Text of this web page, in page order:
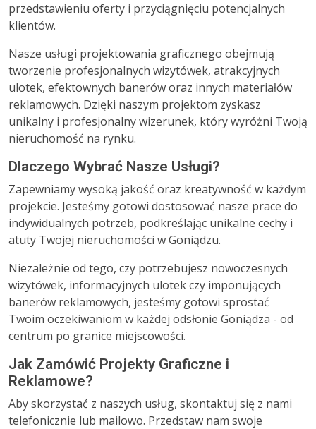
przedstawieniu oferty i przyciągnięciu potencjalnych
klientów.
Nasze usługi projektowania graficznego obejmują
tworzenie profesjonalnych wizytówek, atrakcyjnych
ulotek, efektownych banerów oraz innych materiałów
reklamowych. Dzięki naszym projektom zyskasz
unikalny i profesjonalny wizerunek, który wyróżni Twoją
nieruchomość na rynku.
Dlaczego Wybrać Nasze Usługi?
Zapewniamy wysoką jakość oraz kreatywność w każdym
projekcie. Jesteśmy gotowi dostosować nasze prace do
indywidualnych potrzeb, podkreślając unikalne cechy i
atuty Twojej nieruchomości w Goniądzu.
Niezależnie od tego, czy potrzebujesz nowoczesnych
wizytówek, informacyjnych ulotek czy imponujących
banerów reklamowych, jesteśmy gotowi sprostać
Twoim oczekiwaniom w każdej odsłonie Goniądza - od
centrum po granice miejscowości.
Jak Zamówić Projekty Graficzne i
Reklamowe?
Aby skorzystać z naszych usług, skontaktuj się z nami
telefonicznie lub mailowo. Przedstaw nam swoje